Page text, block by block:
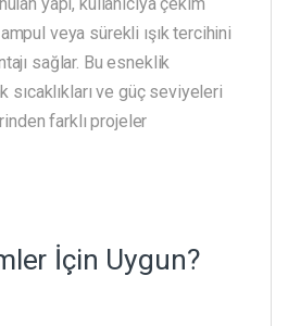
veya sürekli ışık tercihini
sağlar. Bu esneklik
sıcaklıkları ve güç seviyeleri
farklı projeler
İçin Uygun?